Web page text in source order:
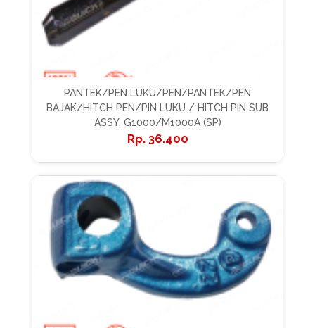
PANTEK/PEN LUKU/PEN/PANTEK/PEN
BAJAK/HITCH PEN/PIN LUKU / HITCH PIN SUB
ASSY, G1000/M1000A (SP)
36.400